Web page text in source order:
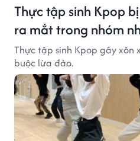
Thực tập sinh Kpop
ra mắt trong nhóm
Thực tập sinh Kpop gây xôn
buộc lừa đảo.